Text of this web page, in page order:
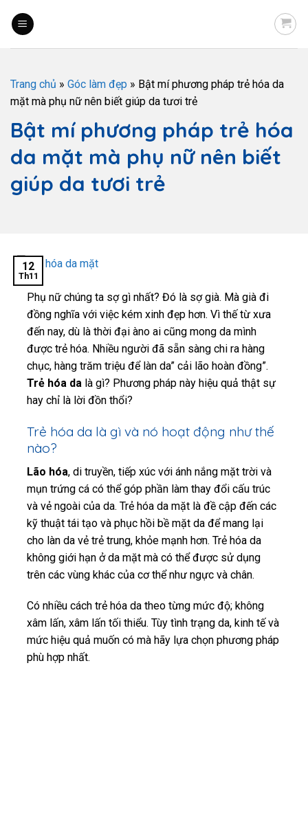
Trang chủ » Góc làm đẹp » Bật mí phương pháp trẻ hóa da
mặt mà phụ nữ nên biết giúp da tươi trẻ
Bật mí phương pháp trẻ hóa
da mặt mà phụ nữ nên biết
giúp da tươi trẻ
12
Th11
Phụ nữ chúng ta sợ gì nhất? Đó là sợ già. Mà già đi
đồng nghĩa với việc kém xinh đẹp hơn. Vì thế từ xưa
đến nay, dù là thời đại àno ai cũng mong da mình
được trẻ hóa. Nhiều người đã sẵn sàng chi ra hàng
chục, hàng trăm triệu để làn da” cải lão hoàn đồng”.
Trẻ hóa da là gì? Phương pháp này hiệu quả thật sự
hay chỉ là lời đồn thổi?
Trẻ hóa da là gì và nó hoạt động như thế
nào?
Lão hóa, di truyền, tiếp xúc với ánh nắng mặt trời và
mụn trứng cá có thể góp phần làm thay đổi cấu trúc
và vẻ ngoài của da. Trẻ hóa da mặt là đề cập đến các
kỹ thuật tái tạo và phục hồi bề mặt da để mang lại
cho làn da vẻ trẻ trung, khỏe mạnh hơn. Trẻ hóa da
không giới hạn ở da mặt mà có thể được sử dụng
trên các vùng khác của cơ thể như ngực và chân.
Có nhiều cách trẻ hóa da theo từng mức độ; không
xâm lấn, xâm lấn tối thiểu. Tùy tình trạng da, kinh tế và
mức hiệu quả muốn có mà hãy lựa chọn phương pháp
phù hợp nhất.